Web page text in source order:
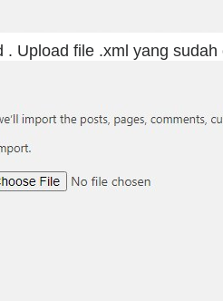
Upload file .xml yang